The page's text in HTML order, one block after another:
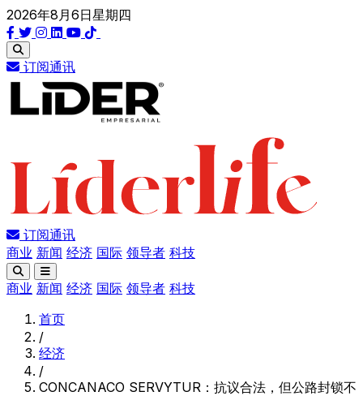
2026年8月6日星期四
订阅通讯
订阅通讯
商业 新闻 经济 国际 领导者 科技
商业 新闻 经济 国际 领导者 科技
首页
/
经济
/
CONCANACO SERVYTUR：抗议合法，但公路封锁不